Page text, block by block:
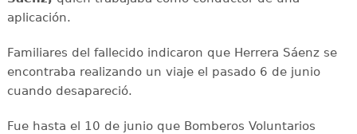
aplicación.
Familiares del fallecido indicaron que Herrera Sáenz se
encontraba realizando un viaje el pasado 6 de junio
cuando desapareció.
Fue hasta el 10 de junio que Bomberos Voluntarios